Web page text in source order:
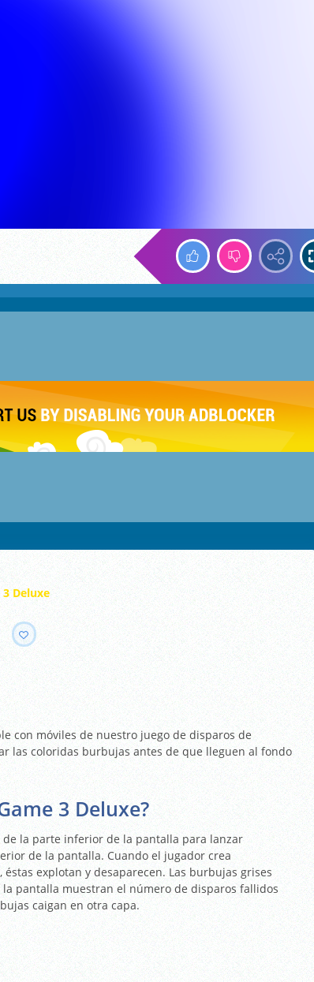
Deluxe
con móviles de nuestro juego de disparos de
las coloridas burbujas antes de que lleguen al fondo
3 Deluxe?
la parte inferior de la pantalla para lanzar
de la pantalla. Cuando el jugador crea
explotan y desaparecen. Las burbujas grises
pantalla muestran el número de disparos fallidos
caigan en otra capa.